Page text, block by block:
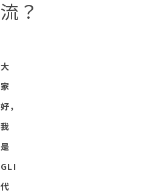
流？
大
家
好，
我
是
GLI
代